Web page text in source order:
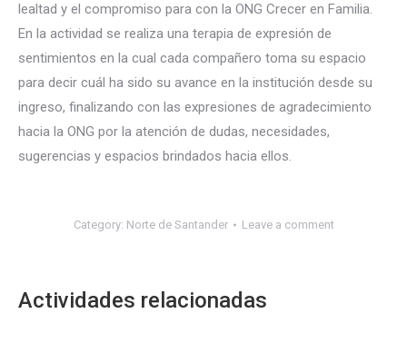
lealtad y el compromiso para con la ONG Crecer en Familia.
En la actividad se realiza una terapia de expresión de
sentimientos en la cual cada compañero toma su espacio
para decir cuál ha sido su avance en la institución desde su
ingreso, finalizando con las expresiones de agradecimiento
hacia la ONG por la atención de dudas, necesidades,
sugerencias y espacios brindados hacia ellos.
Category: Norte de Santander Leave a comment
Actividades relacionadas